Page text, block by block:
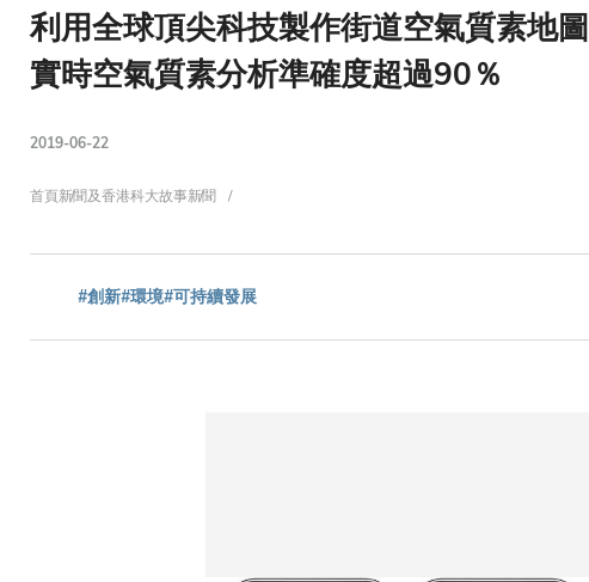
利用全球頂尖科技製作街道空氣質素地圖
實時空氣質素分析準確度超過90％
2019-06-22
導
航
首頁新聞及香港科大故事新聞
#創新#環境#可持續發展